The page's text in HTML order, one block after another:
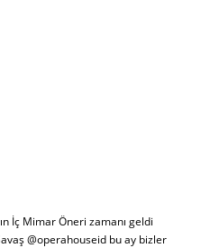
İç Mimar Öneri zamanı geldi
@operahouseid bu ay bizler